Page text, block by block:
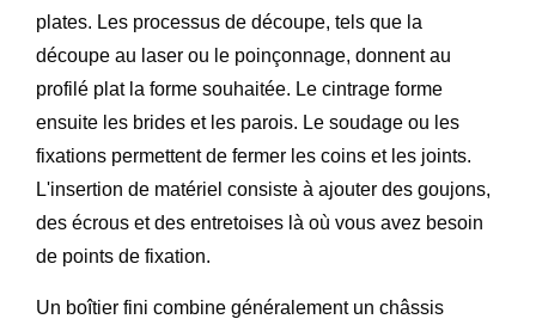
plates. Les processus de découpe, tels que la
découpe au laser ou le poinçonnage, donnent au
profilé plat la forme souhaitée. Le cintrage forme
ensuite les brides et les parois. Le soudage ou les
fixations permettent de fermer les coins et les joints.
L'insertion de matériel consiste à ajouter des goujons,
des écrous et des entretoises là où vous avez besoin
de points de fixation.
Un boîtier fini combine généralement un châssis